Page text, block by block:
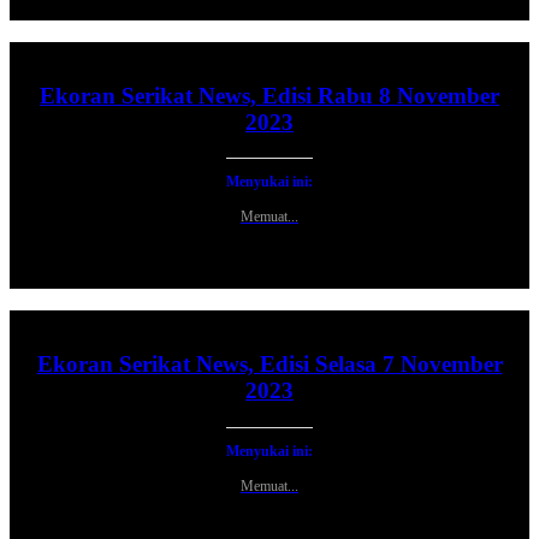
Ekoran Serikat News, Edisi Rabu 8 November
2023
Menyukai ini:
Memuat...
Ekoran Serikat News, Edisi Selasa 7 November
2023
Menyukai ini:
Memuat...